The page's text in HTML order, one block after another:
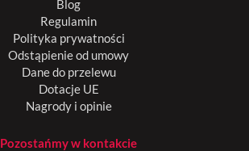
Blog
Regulamin
Polityka prywatności
Odstąpienie od umowy
Dane do przelewu
Dotacje UE
Nagrody i opinie
Pozostańmy w kontakcie